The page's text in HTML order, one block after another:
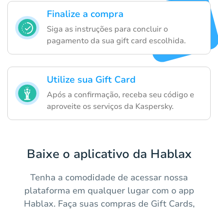
Finalize a compra
Siga as instruções para concluir o
pagamento da sua gift card escolhida.
Utilize sua Gift Card
Após a confirmação, receba seu código e
aproveite os serviços da Kaspersky.
Baixe o aplicativo da Hablax
Tenha a comodidade de acessar nossa
plataforma em qualquer lugar com o app
Hablax. Faça suas compras de Gift Cards,